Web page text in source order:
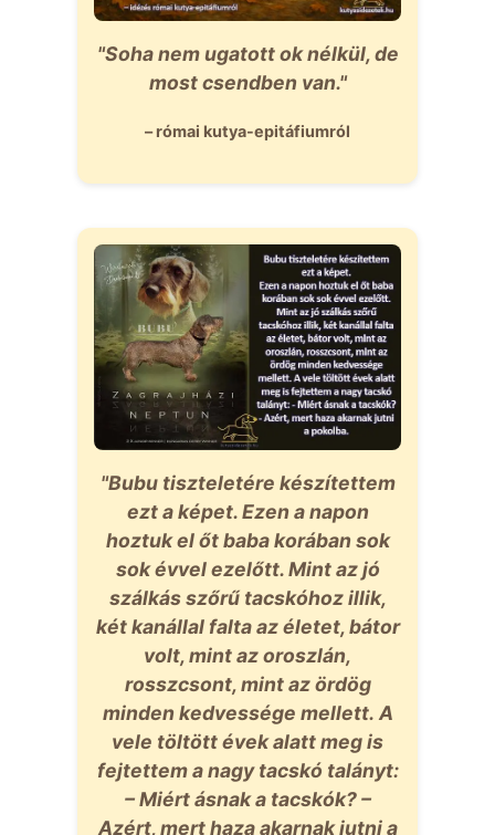
"Soha nem ugatott ok nélkül, de
most csendben van."
– római kutya-epitáfiumról
"Bubu tiszteletére készítettem
ezt a képet. Ezen a napon
hoztuk el őt baba korában sok
sok évvel ezelőtt. Mint az jó
szálkás szőrű tacskóhoz illik,
két kanállal falta az életet, bátor
volt, mint az oroszlán,
rosszcsont, mint az ördög
minden kedvessége mellett. A
vele töltött évek alatt meg is
fejtettem a nagy tacskó talányt:
– Miért ásnak a tacskók? –
Azért, mert haza akarnak jutni a